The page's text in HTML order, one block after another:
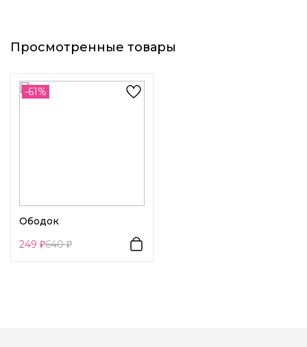
Длина 1: 14 см
Возраст:Взрослый
Декоративный элемент 1:
образу элегантность. Он идеально подойдет для
Просмотренные товары
-61%
Ободок
249
640